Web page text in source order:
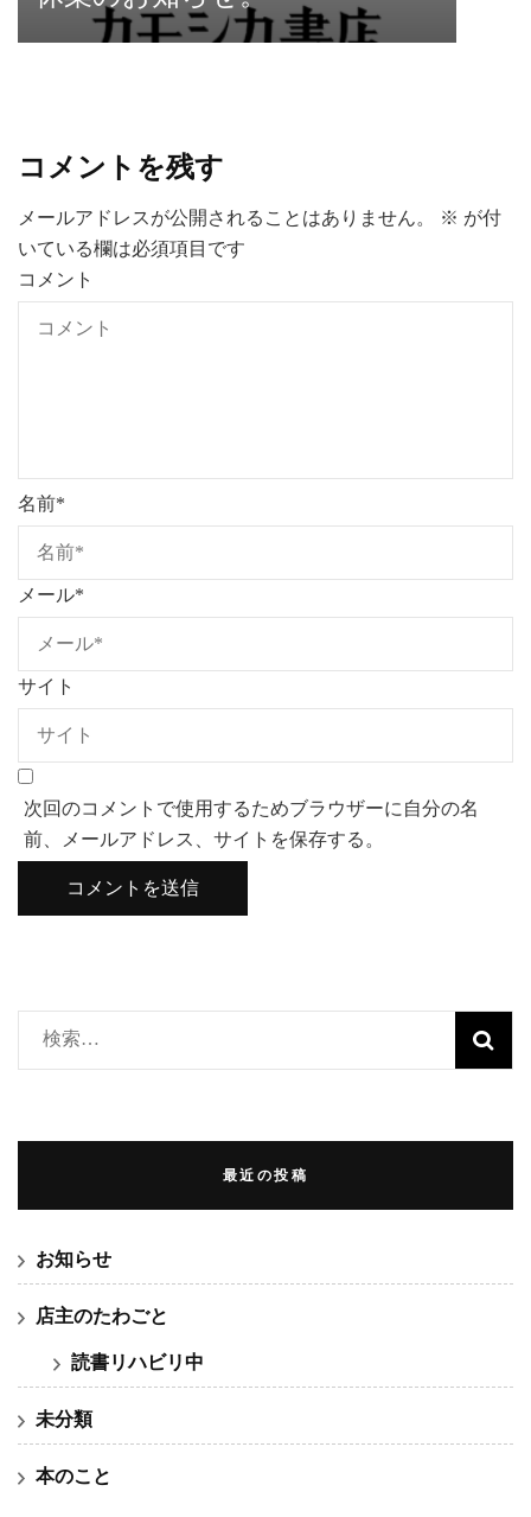
コメントを残す
メールアドレスが公開されることはありません。 ※ が付
いている欄は必須項目です
コメント
名前*
メール*
サイト
次回のコメントで使用するためブラウザーに自分の名
前、メールアドレス、サイトを保存する。
検
索:
最近の投稿
お知らせ
店主のたわごと
読書リハビリ中
未分類
本のこと